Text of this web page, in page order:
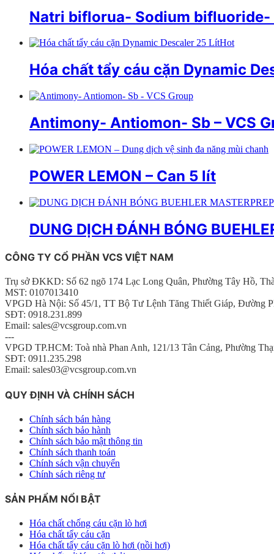
Natri biflorua- Sodium bifluoride-
Hot
Hóa chất tẩy cáu cặn Dynamic
Antimony- Antiomon- Sb – VCS
POWER LEMON – Can 5 lít
DUNG DỊCH ĐÁNH BÓNG
CÔNG TY CỔ PHẦN VCS VIỆT NAM
Trụ sở ĐKKD: Số 62 ngõ 174 Lạc Long Quân, Phường Tây Hồ,
MST: 0107013410
VPGD Hà Nội: Số 45/1, TT Bộ Tư Lệnh Tăng Thiết Giáp, Đường
SĐT: 0918.231.899
Email: sales@vcsgroup.com.vn
---
VPGD TP.HCM: Toà nhà Phan Anh, 121/13 Tân Cảng, Phường
SĐT: 0911.235.298
Email: sales03@vcsgroup.com.vn
QUY ĐỊNH VÀ CHÍNH SÁCH
Chính sách bán hàng
Chính sách bảo hành
Chính sách bảo mật thông tin
Chính sách thanh toán
Chính sách vận chuyển
Chính sách riêng tư
SẢN PHẨM NỔI BẬT
Hóa chất chống cáu cặn lò hơi
Hóa chất tẩy cáu cặn
Hóa chất tẩy cáu cặn lò hơi (nồi hơi)